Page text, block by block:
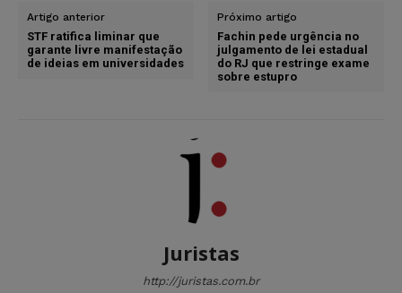
Artigo anterior
STF ratifica liminar que
garante livre manifestação
de ideias em universidades
Próximo artigo
Fachin pede urgência no
julgamento de lei estadual
do RJ que restringe exame
sobre estupro
Juristas
http://juristas.com.br